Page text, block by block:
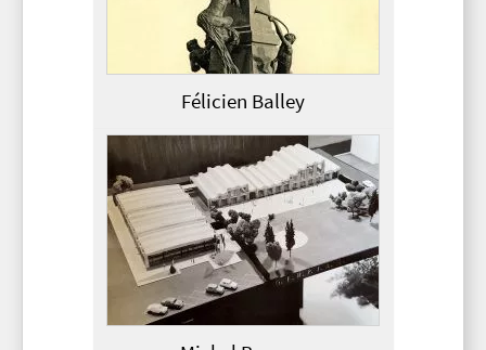
Félicien Balley